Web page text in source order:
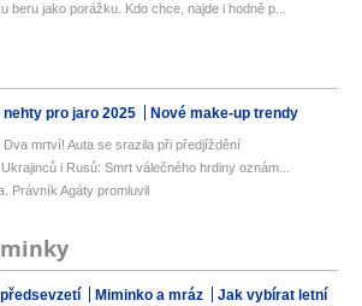
beru jako porážku. Kdo chce, najde i hodně p...
nehty pro jaro 2025 Nové make-up trendy
Dva mrtví! Auta se srazila při předjíždění
i Rusů: Smrt válečného hrdiny oznám...
Právník Agáty promluvil
Miminko a mráz
Jak vybírat letní